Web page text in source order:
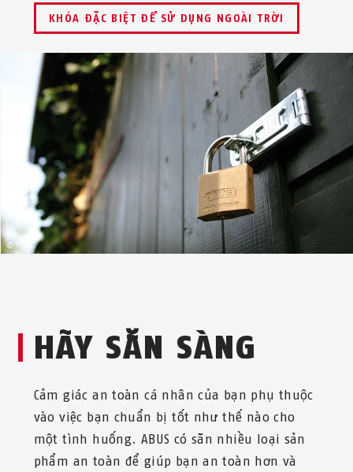
KHÓA ĐẶC BIỆT ĐỂ SỬ DỤNG NGOÀI TRỜI
HÃY SẴN SÀNG
Cảm giác an toàn cá nhân của bạn phụ thuộc
vào việc bạn chuẩn bị tốt như thế nào cho
một tình huống. ABUS có sẵn nhiều loại sản
phẩm an toàn để giúp bạn an toàn hơn và